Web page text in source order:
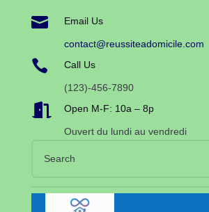
 Email Us
contact@reussiteadomicile.com
 Call Us
(123)-456-7890
 Open M-F: 10a – 8p
Ouvert du lundi au vendredi